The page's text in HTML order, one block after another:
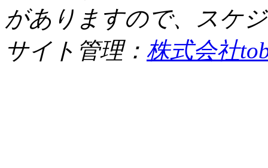
がありますので、スケ
サイト管理： 株式会社